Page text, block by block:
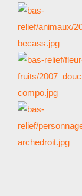
relief